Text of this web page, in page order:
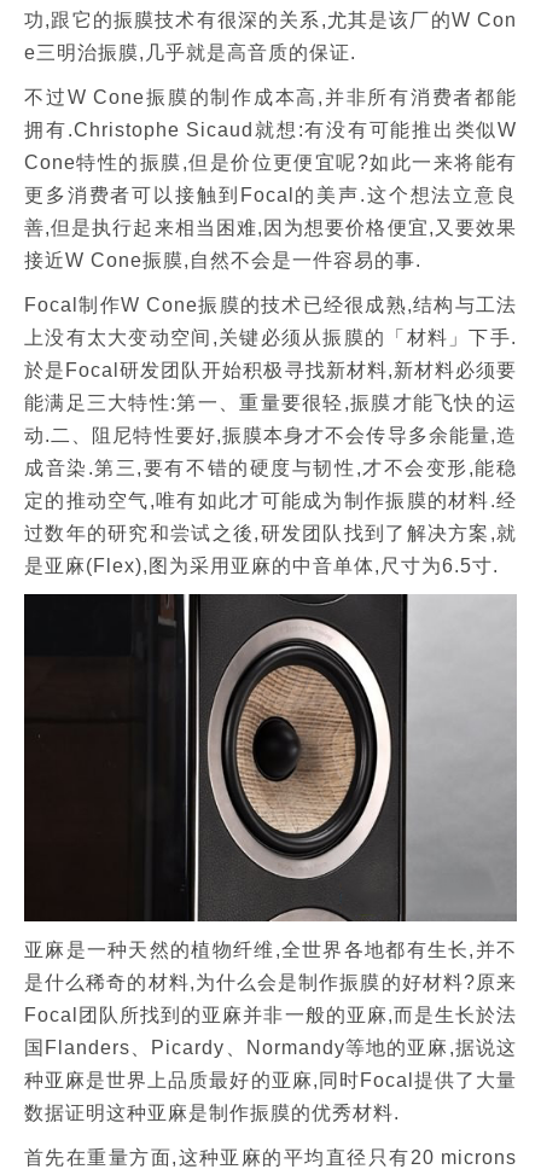
功,跟它的振膜技术有很深的关系,尤其是该厂的W Con
e三明治振膜,几乎就是高音质的保证.
不过W Cone振膜的制作成本高,并非所有消费者都能
拥有.Christophe Sicaud就想:有没有可能推出类似W
Cone特性的振膜,但是价位更便宜呢?如此一来将能有
更多消费者可以接触到Focal的美声.这个想法立意良
善,但是执行起来相当困难,因为想要价格便宜,又要效果
接近W Cone振膜,自然不会是一件容易的事.
Focal制作W Cone振膜的技术已经很成熟,结构与工法
上没有太大变动空间,关键必须从振膜的「材料」下手.
於是Focal研发团队开始积极寻找新材料,新材料必须要
能满足三大特性:第一、重量要很轻,振膜才能飞快的运
动.二、阻尼特性要好,振膜本身才不会传导多余能量,造
成音染.第三,要有不错的硬度与韧性,才不会变形,能稳
定的推动空气,唯有如此才可能成为制作振膜的材料.经
过数年的研究和尝试之後,研发团队找到了解决方案,就
是亚麻(Flex),图为采用亚麻的中音单体,尺寸为6.5寸.
亚麻是一种天然的植物纤维,全世界各地都有生长,并不
是什么稀奇的材料,为什么会是制作振膜的好材料?原来
Focal团队所找到的亚麻并非一般的亚麻,而是生长於法
国Flanders、Picardy、Normandy等地的亚麻,据说这
种亚麻是世界上品质最好的亚麻,同时Focal提供了大量
数据证明这种亚麻是制作振膜的优秀材料.
首先在重量方面,这种亚麻的平均直径只有20 microns